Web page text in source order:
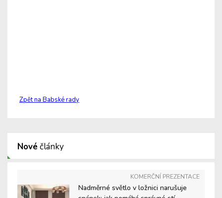
Zpět na Babské rady
Nové články
KOMERČNÍ PREZENTACE
Nadměrné světlo v ložnici narušuje